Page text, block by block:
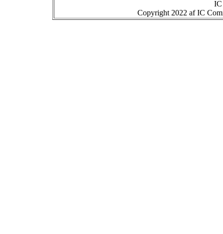
IC
Copyright 2022 af IC